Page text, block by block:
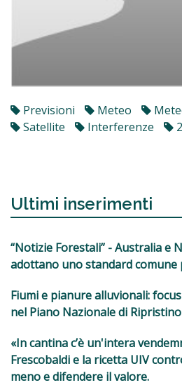
Previsioni Meteo
Satellite
Interferenze
Ultimi inserimenti
“Notizie Forestali” - Australia e
adottano uno standard
Fiumi e pianure alluvionali:
nel Piano Nazionale di
«In cantina c’è un'intera
Frescobaldi e la ricetta UIV
meno e difendere il valore.